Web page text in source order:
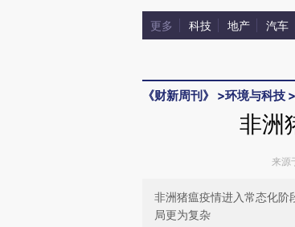
更多 科技 地产 汽车
《财新周刊》 >环境与科技 >
非洲
来源
非洲猪瘟疫情进入常态化阶
局更为复杂